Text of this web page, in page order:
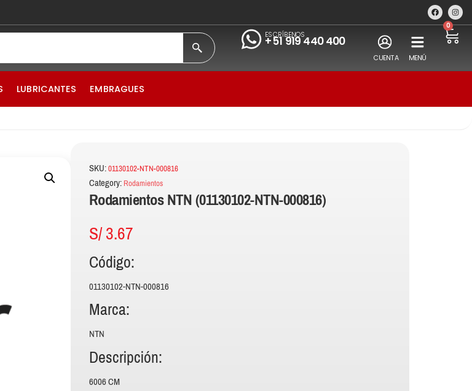
ESCRÍBENOS
+51 919 440 400
CUENTA MENÚ
0
LUBRICANTES EMBRAGUES
SKU:01130102-NTN-000816
Category: Rodamientos
Rodamientos NTN (01130102-NTN-000816)
S/3.67
Código:
01130102-NTN-000816
Marca:
NTN
Descripción:
6006 CM